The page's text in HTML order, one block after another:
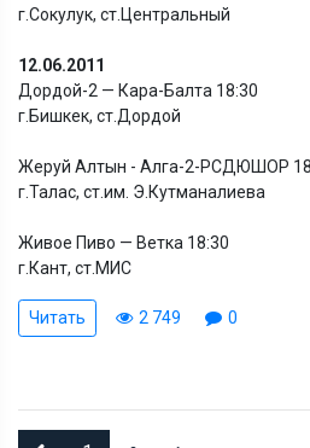
г.Сокулук, ст.Центральный
12.06.2011
Дордой-2 — Кара-Балта 18:30
г.Бишкек, ст.Дордой
Жеруй Алтын - Алга-2-РСДЮШОР
г.Талас, ст.им. Э.Кутманалиева
Живое Пиво — Ветка 18:30
г.Кант, ст.МИС
Читать 2 749 0